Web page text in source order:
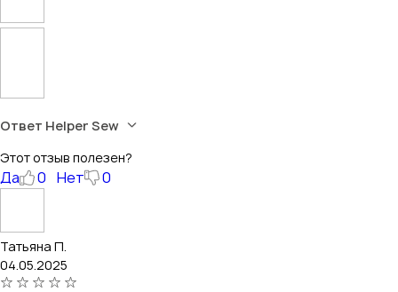
Ответ Helper Sew
Этот отзыв полезен?
Да 0 Нет 0
Татьяна П.
04.05.2025